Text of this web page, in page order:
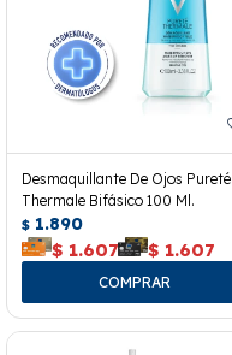
Desmaquillante De Ojos Pureté
Thermale Bifásico 100 Ml.
$ 1.890
$ 1.607 $ 1.607